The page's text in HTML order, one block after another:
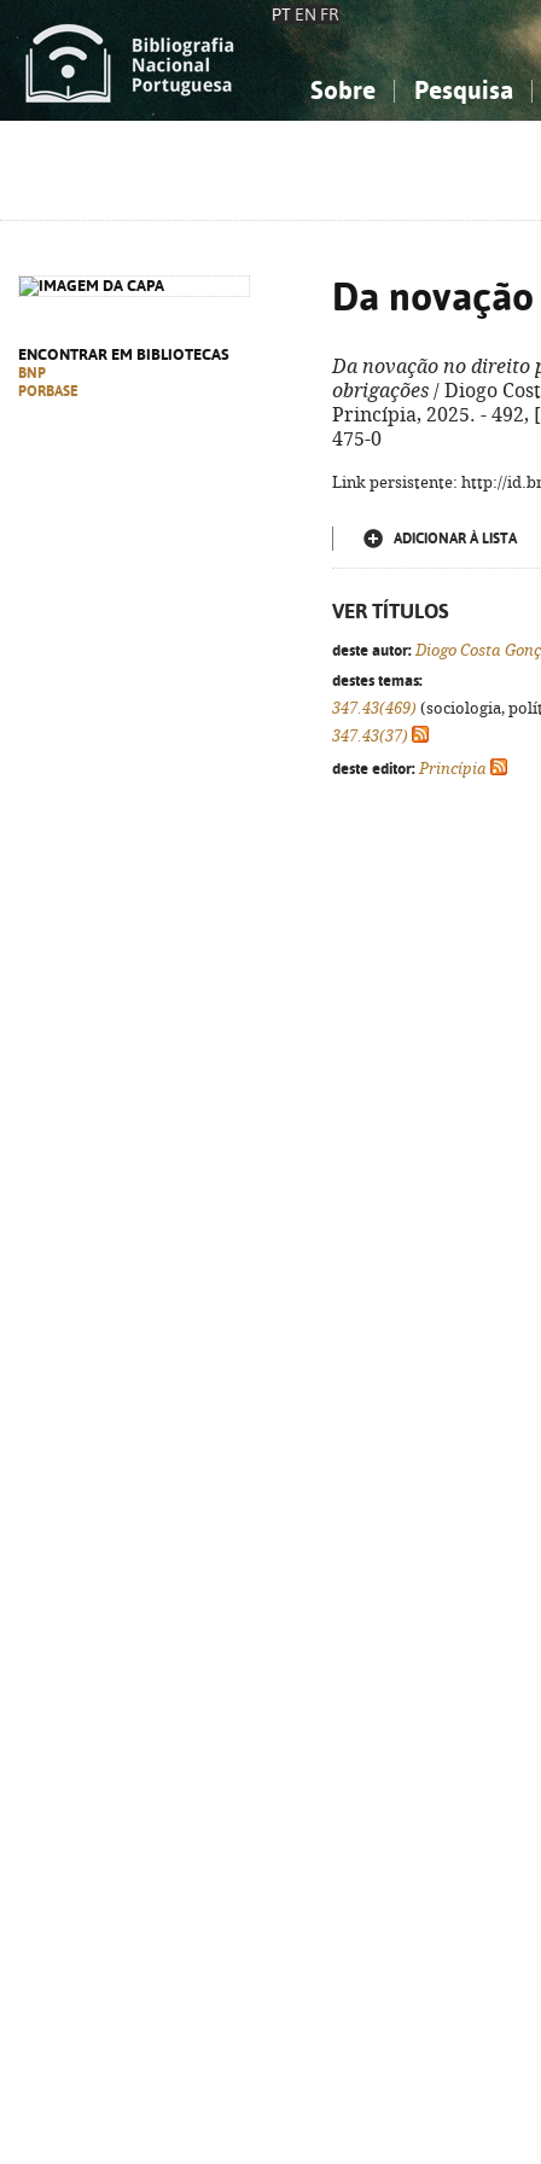
PT EN FR
Sobre Pesquisa
ENCONTRAR EM BIBLIOTECAS
BNP
PORBASE
Da
Da novação no direito
obrigações / Diogo
Princípia, 2025. - 492,
475-0
Link persistente: http://
ADICIONAR À LISTA
VER TÍTULOS
deste autor: Diogo Costa
destes temas:
347.43(469) (sociologia,
347.43(37)
deste editor: Princípia